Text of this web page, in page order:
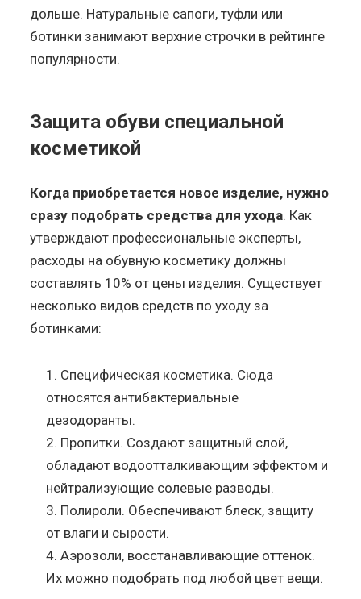
дольше. Натуральные сапоги, туфли или
ботинки занимают верхние строчки в рейтинге
популярности.
Защита обуви специальной
косметикой
Когда приобретается новое изделие, нужно
сразу подобрать средства для ухода. Как
утверждают профессиональные эксперты,
расходы на обувную косметику должны
составлять 10% от цены изделия. Существует
несколько видов средств по уходу за
ботинками:
Специфическая косметика. Сюда
относятся антибактериальные
дезодоранты.
Пропитки. Создают защитный слой,
обладают водоотталкивающим эффектом и
нейтрализующие солевые разводы.
Полироли. Обеспечивают блеск, защиту
от влаги и сырости.
Аэрозоли, восстанавливающие оттенок.
Их можно подобрать под любой цвет вещи.